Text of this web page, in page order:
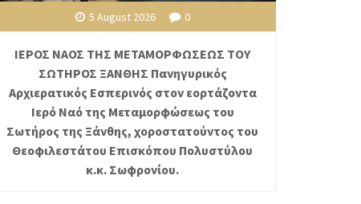
5 August 2026 0
ΙΕΡΟΣ ΝΑΟΣ ΤΗΣ ΜΕΤΑΜΟΡΦΩΣΕΩΣ ΤΟΥ
ΣΩΤΗΡΟΣ ΞΑΝΘΗΣ Πανηγυρικός
Αρχιερατικός Εσπερινός στον εορτάζοντα
Ιερό Ναό της Μεταμορφώσεως του
Σωτήρος της Ξάνθης, χοροστατούντος του
Θεοφιλεστάτου Επισκόπου Πολυστύλου
κ.κ. Σωφρονίου.